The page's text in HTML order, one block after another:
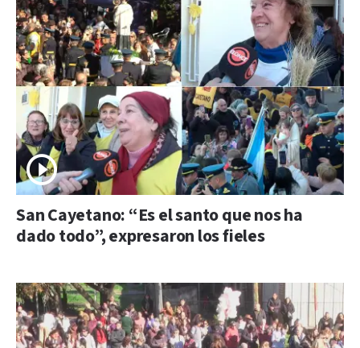
San Cayetano: “Es el santo que nos ha
dado todo”, expresaron los fieles